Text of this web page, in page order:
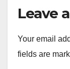
Leave
Your email
fields are